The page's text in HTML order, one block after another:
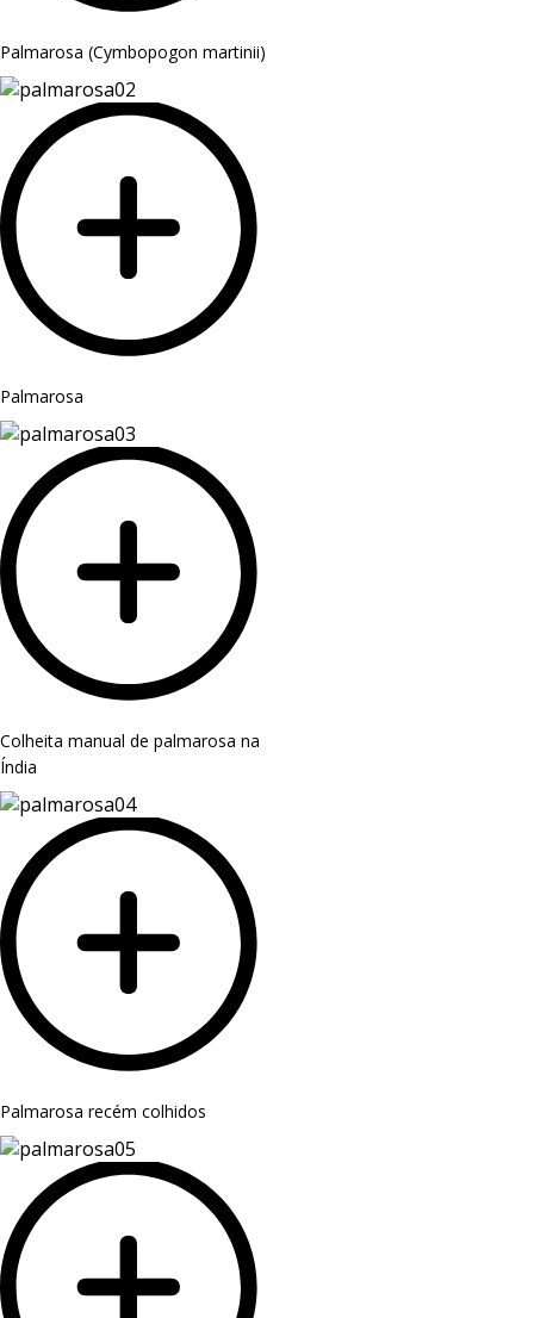
Palmarosa (Cymbopogon martinii)
Palmarosa
Colheita manual de palmarosa na
Índia
Palmarosa recém colhidos